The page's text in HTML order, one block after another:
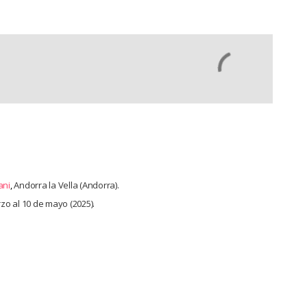
,Andorra la Vella (Andorra).
al 10 de mayo (2025).